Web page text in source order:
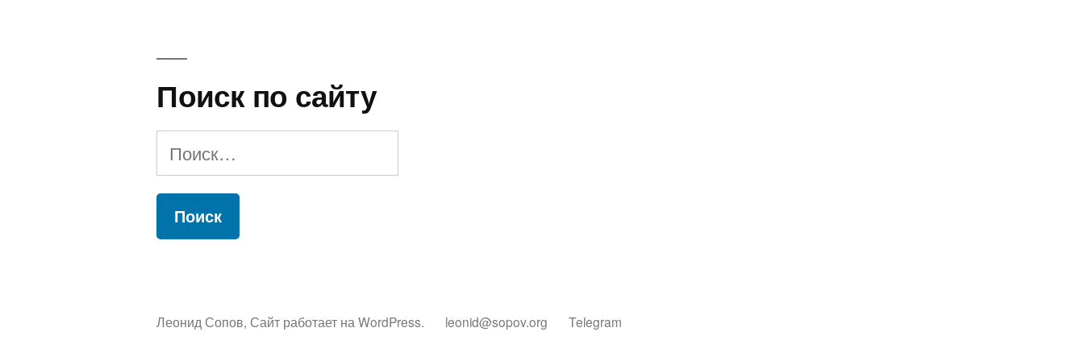
Поиск по сайту
Найти:
Леонид Сопов, Сайт работает на WordPress. leonid@sopov.org Telegram